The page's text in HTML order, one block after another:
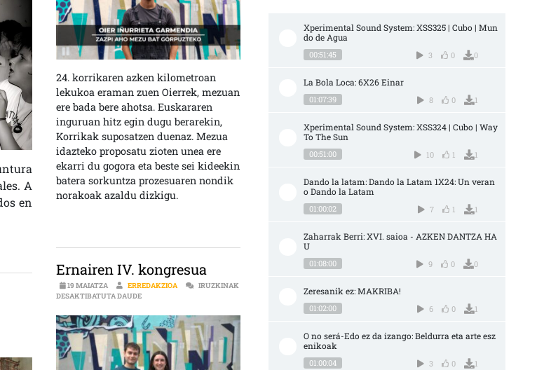
A
en
BAT HIL DA ZABALLAKO ESPETXETIK OSPITALERA ERAMAN ETA GUTXIRA SARRERAN
24. korrikaren azken kilometroan
lekukoa eraman zuen Oierrek, mezuan
ere bada bere ahotsa. Euskararen
inguruan hitz egin dugu berarekin,
Korrikak suposatzen duenaz. Mezua
idazteko proposatu zioten unea ere
ekarri du gogora eta beste sei kideekin
batera sorkuntza prozesuaren nondik
norakoak azaldu dizkigu.
Ernairen IV. kongresua
19 MAIATZA ERREDAKZIOA
IRUZKINAK
DESAKTIBATUTA DAUDE
Xperimental Sound System: XSS325 | Cubo | Mun
do de Agua
00:51:45 3 0 0
La Bola Loca: 6X26 Einar
01:07:39 8 0 1
Xperimental Sound System: XSS324 | Cubo | Way
To The Sun
00:51:00 10 1 1
Dando la latam: Dando la Latam 1X24: Un veran
o Dando la Latam
01:00:02 7 1 1
Zaharrak Berri: XVI. saioa - AZKEN DANTZA HA
U
01:08:00 9 0 0
Zeresanik ez: MAKRIBA!
01:02:00 6 0 1
O no será-Edo ez da izango: Beldurra eta arte esz
enikoak
01:00:04 3 0 1